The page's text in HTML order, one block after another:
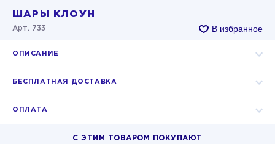
ШАРЫ КЛОУН
Арт. 733 В избранное
ОПИСАНИЕ
БЕСПЛАТНАЯ ДОСТАВКА
ОПЛАТА
С ЭТИМ ТОВАРОМ ПОКУПАЮТ